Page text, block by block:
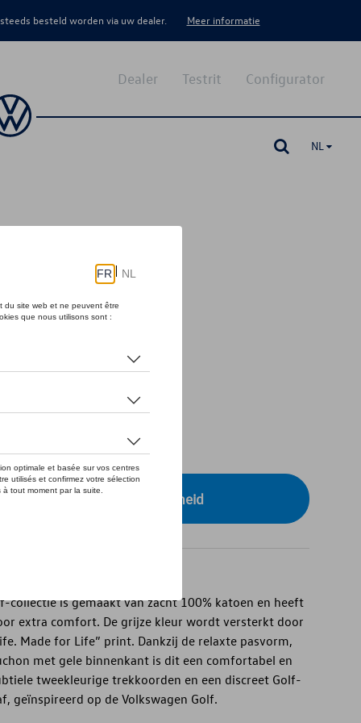
besteld worden via uw dealer. Meer informatie
Configurator
Testrit
Dealer
NL
uw dealer voor beschikbaarheid
collectie is gemaakt van zacht 100% katoen en heeft
extra comfort. De grijze kleur wordt versterkt door
Made for Life” print. Dankzij de relaxte pasvorm,
met gele binnenkant is dit een comfortabel en
tweekleurige trekkoorden en een discreet Golf-
geïnspireerd op de Volkswagen Golf.